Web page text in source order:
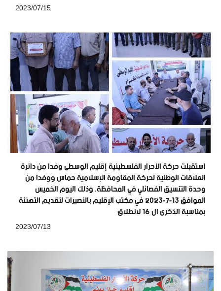
استقبلت حركة الأحرار الفلسطينية إقليم الوسطى وفدا من دائرة
العلاقات الوطنية لحركة المقاومة الإسلامية حماس ووفدا من
وحدة التنسيق الفصائلي في المحافظة، وذلك اليوم الخميس
الموافق 13-7-2023 في مكتب الإقليم بالنصيرات لتقديم التهنئة
بمناسبة الذكرى ال 16 لانطلاق